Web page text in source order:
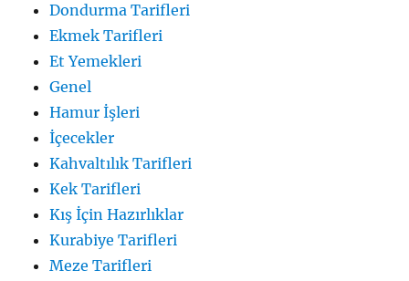
Dondurma Tarifleri
Ekmek Tarifleri
Et Yemekleri
Genel
Hamur İşleri
İçecekler
Kahvaltılık Tarifleri
Kek Tarifleri
Kış İçin Hazırlıklar
Kurabiye Tarifleri
Meze Tarifleri